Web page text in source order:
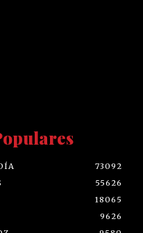
73092
55626
18065
9626